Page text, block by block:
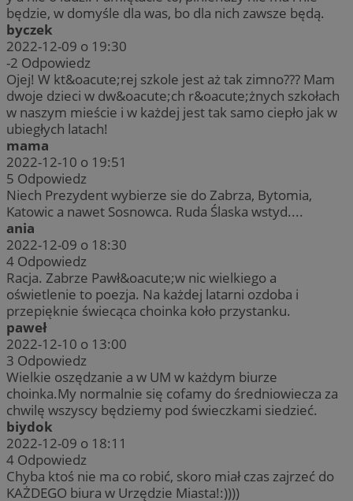
będzie, w domyśle dla was, bo dla nich zawsze będą.
byczek
2022-12-09 o 19:30
-2 Odpowiedz
Ojej! W kt&oacute;rej szkole jest aż tak zimno??? Mam
dwoje dzieci w dw&oacute;ch r&oacute;żnych szkołach
w naszym mieście i w każdej jest tak samo ciepło jak w
ubiegłych latach!
mama
2022-12-10 o 19:51
5 Odpowiedz
Niech Prezydent wybierze sie do Zabrza, Bytomia,
Katowic a nawet Sosnowca. Ruda Ślaska wstyd....
ania
2022-12-09 o 18:30
4 Odpowiedz
Racja. Zabrze Pawł&oacute;w nic wielkiego a
oświetlenie to poezja. Na każdej latarni ozdoba i
przepięknie świecąca choinka koło przystanku.
paweł
2022-12-10 o 13:00
3 Odpowiedz
Wielkie oszędzanie a w UM w każdym biurze
choinka.My normalnie się cofamy do średniowiecza za
chwilę wszyscy będziemy pod świeczkami siedzieć.
biydok
2022-12-09 o 18:11
4 Odpowiedz
Chyba ktoś nie ma co robić, skoro miał czas zajrzeć do
KAŻDEGO biura w Urzędzie Miasta!:))))